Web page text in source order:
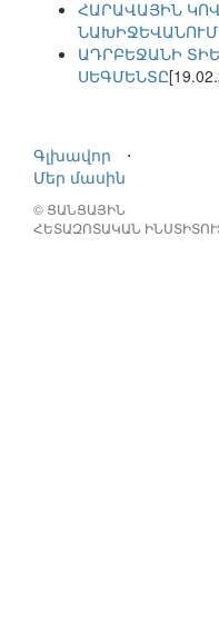
ՀԱՐԱՎԱՅԻՆ
ԱԴՐԲԵՋԱՆԻ
ՍԵԳՄԵՆՏԸ
Գլխավոր
⋅
Մեր մասին
© ՑԱՆՑԱՅԻՆ
ՀԵՏԱԶՈՏԱԿԱՆ